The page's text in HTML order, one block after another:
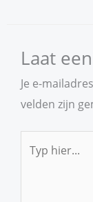
Laat
Je e-
velden zijn
hier...